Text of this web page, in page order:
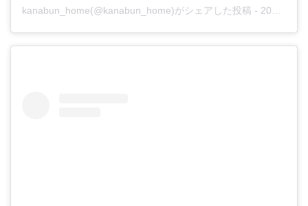
kanabun_home(@kanabun_home)がシェアした投稿 - 2020年 9月月3日午前2時06分PDT